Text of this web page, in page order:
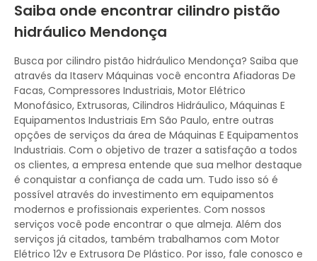
Saiba onde encontrar cilindro pistão
hidráulico Mendonça
Busca por cilindro pistão hidráulico Mendonça? Saiba que
através da Itaserv Máquinas você encontra Afiadoras De
Facas, Compressores Industriais, Motor Elétrico
Monofásico, Extrusoras, Cilindros Hidráulico, Máquinas E
Equipamentos Industriais Em São Paulo, entre outras
opções de serviços da área de Máquinas E Equipamentos
Industriais. Com o objetivo de trazer a satisfação a todos
os clientes, a empresa entende que sua melhor destaque
é conquistar a confiança de cada um. Tudo isso só é
possível através do investimento em equipamentos
modernos e profissionais experientes. Com nossos
serviços você pode encontrar o que almeja. Além dos
serviços já citados, também trabalhamos com Motor
Elétrico 12v e Extrusora De Plástico. Por isso, fale conosco e